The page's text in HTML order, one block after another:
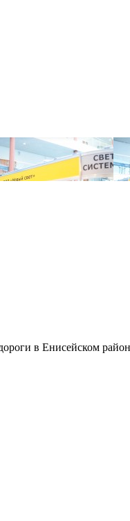
в Енисейском